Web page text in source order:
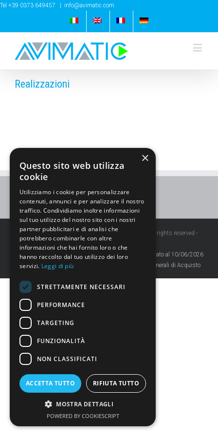
Tel +39 0373 649457 info@avimatic.com
Realizzazioni
Copyright 2020 AVIMATIC - P.IVA 00104250196 - All rights reserved -
Credits
sito aggiornato al 10/06/2026
Privacy Policy
Condizioni Generali di Acquisto
×
Questo sito web utilizza
cookie
Utilizziamo i cookie per personalizzare
contenuti, annunci e per analizzare il nostro
traffico. Condividiamo inoltre informazioni
sul tuo utilizzo del nostro sito con i nostri
partner pubblicitari e di analisi che
potrebbero combinarle con altre
informazioni che hai fornito loro o che
hanno raccolto dal tuo utilizzo dei loro
servizi. Leggi di più
STRETTAMENTE NECESSARI
PERFORMANCE
TARGETING
FUNZIONALITÀ
NON CLASSIFICATI
ACCETTA TUTTO RIFIUTA TUTTO
MOSTRA DETTAGLI
POWERED BY COOKIESCRIPT